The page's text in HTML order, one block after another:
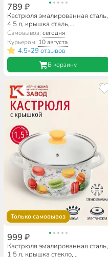
789 ₽
Кастрюля эмалированная сталь,
4.5 л, крышка сталь,
СтальЭмаль, 1с17с, в
ассортименте, индукция
Самовывоз:сегодня
Курьером: 10 августа
4.5•29 отзывов
В корзину
Только самовывоз
999 ₽
Кастрюля эмалированная сталь,
1.5 л, крышка стекло,